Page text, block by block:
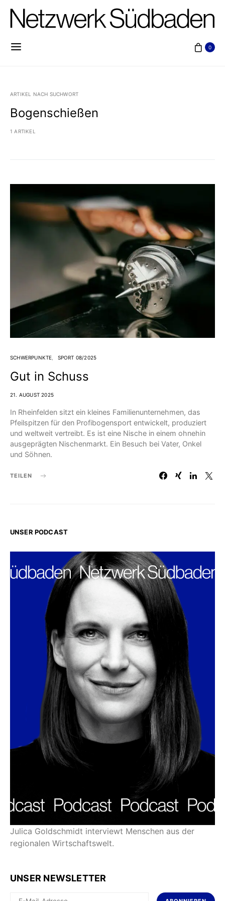
0
ARTIKEL NACH SUCHWORT
Bogenschießen
1 ARTIKEL
SCHWERPUNKTE SPORT 08/2025
Gut in Schuss
21. AUGUST 2025
In Rheinfelden sitzt ein kleines Familienunternehmen, das
Pfeilspitzen für den Profibogensport entwickelt, produziert
und weltweit vertreibt. Es ist eine Nische in einem ohnehin
ausgeprägten Nischenmarkt. Ein Besuch bei Vater, Onkel
und Söhnen.
TEILEN
UNSER PODCAST
Julica Goldschmidt interviewt Menschen aus der
regionalen Wirtschaftswelt.
UNSER NEWSLETTER